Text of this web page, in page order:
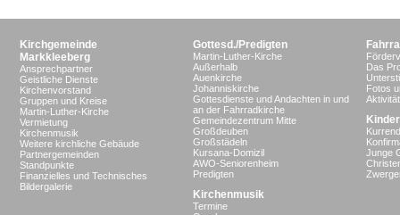
Kirchgemeinde
Markkleeberg
Ansprechpartner
Geistliche Dienste
Kirchenvorstand
Gruppen und Kreise
Martin-Luther-Kirche
Vermietung
Kirchenmusik
Weitere kirchliche Gebäude
Partnergemeinden
Standpunkte
Finanzielles und Technisches
Bildergalerie
Gottesd./Predigten
Martin-Luther-Kirche
Außerhalb
Auenkirche
Johanniskirche
Gottesdienste und Andachten in und
an der Fahrradkirche
Gemeindezentrum Mitte
Großdeuben
Großstädeln
Kursana-Domizil
AWO-Seniorenheim
Predigten
Kirchenmusik
Termine
Das
Fotos
Junge